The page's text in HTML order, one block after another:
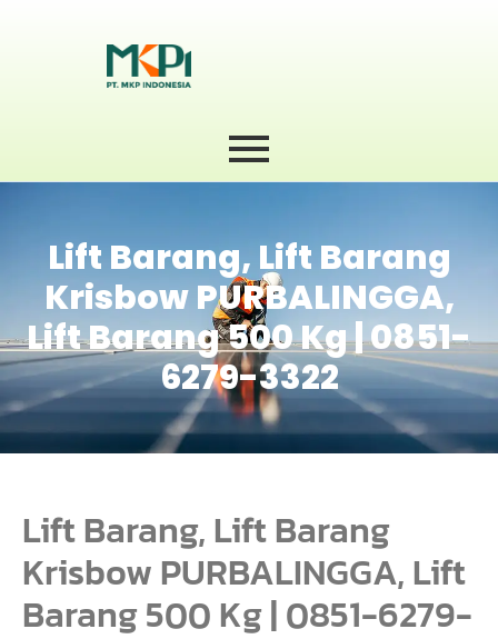
Lift Barang, Lift Barang
Krisbow PURBALINGGA,
Lift Barang 500 Kg | 0851-
6279-3322
Lift Barang, Lift Barang
Krisbow PURBALINGGA, Lift
Barang 500 Kg | 0851-6279-